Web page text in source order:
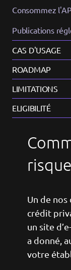
Consommez
Publications
CAS D'USAGE
ROADMAP
LIMITATIONS
ELIGIBILITÉ
Un de
crédit
un site
a donné,
votre